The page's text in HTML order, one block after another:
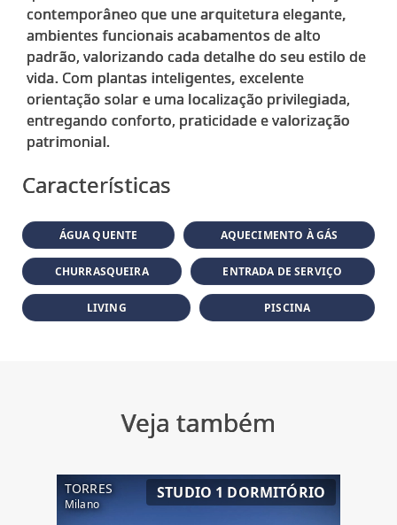
contemporâneo que une arquitetura elegante,
ambientes funcionais acabamentos de alto
padrão, valorizando cada detalhe do seu estilo de
vida. Com plantas inteligentes, excelente
orientação solar e uma localização privilegiada,
entregando conforto, praticidade e valorização
patrimonial.
Características
ÁGUA QUENTE AQUECIMENTO À GÁS
CHURRASQUEIRA ENTRADA DE SERVIÇO
LIVING PISCINA
Veja também
TORRES
Milano
STUDIO 1 DORMITÓRIO